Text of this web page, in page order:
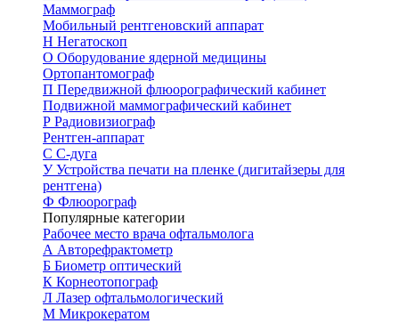
Маммограф
Мобильный рентгеновский аппарат
Н Негатоскоп
О Оборудование ядерной медицины
Ортопантомограф
П Передвижной флюорографический кабинет
Подвижной маммографический кабинет
Р Радиовизиограф
Рентген-аппарат
С С-дуга
УУстройства печати на пленке (дигитайзеры для
рентгена)
Ф Флюорограф
Популярные категории
Рабочее место врача офтальмолога
А Авторефрактометр
Б Биометр оптический
К Корнеотопограф
Л Лазер офтальмологический
М Микрокератом